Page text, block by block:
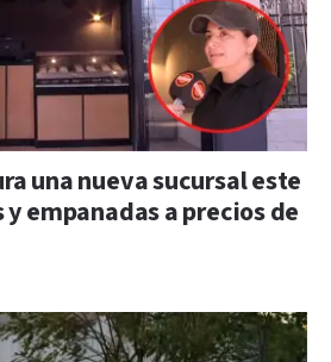
una nueva sucursal este
empanadas a precios de